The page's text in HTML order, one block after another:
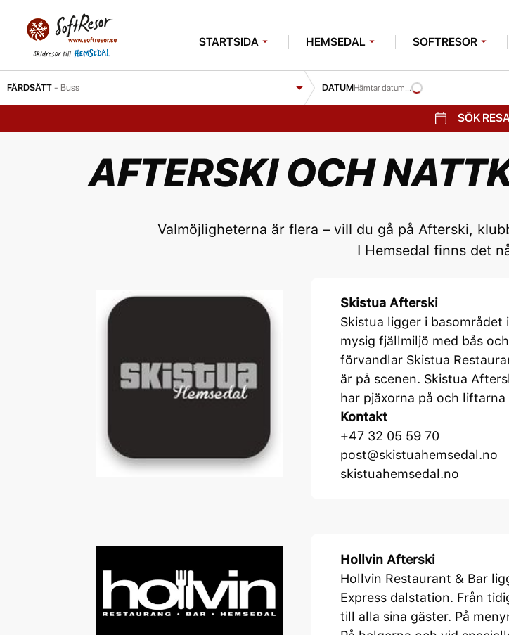
STARTSIDA HEMSEDAL SOFTRESOR
FÄRDSÄTT - Buss DATUMHämtar datum...
SÖK
AFTERSKI OCH
Valmöjligheterna är flera – vill du gå på Afterski,
I Hemsedal finns det
Skistua Afterski
Skistua ligger i basområdet
mysig fjällmiljö med bås
förvandlar Skistua
är på scenen. Skistua
har pjäxorna på och
Kontakt
+47 32 05 59 70
post@skistuahemsedal.no
skistuahemsedal.no
Hollvin Afterski
Hollvin Restaurant & Bar
Express dalstation. Från
till alla sina gäster. På